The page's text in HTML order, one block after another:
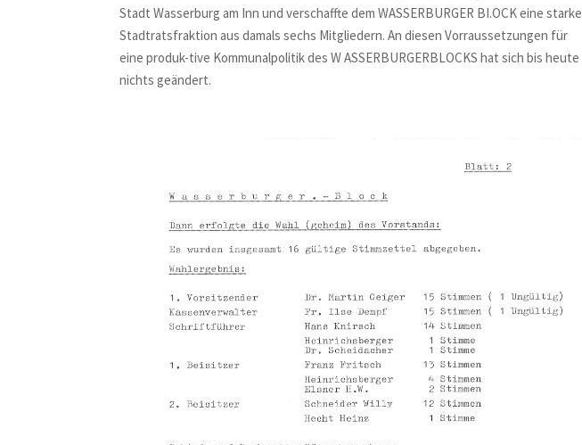
Stadt Wasserburg am Inn und verschaffte demWASSERBURGER BI.OCK eine starke
Stadtratsfraktion aus damals sechs Mitgliedern. An diesen Vorraussetzungen für
eine produk-tive Kommunalpolitik des WASSERBURGERBLOCKS hat sich bis heute
nichts geändert.